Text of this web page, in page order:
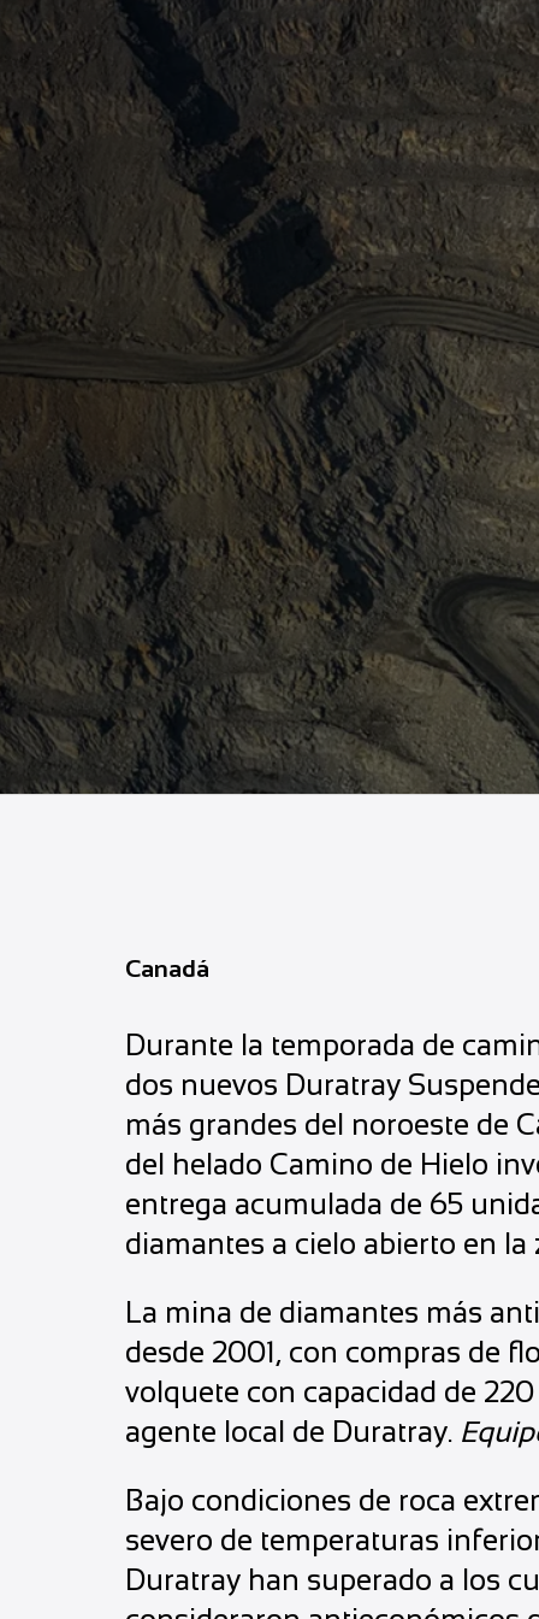
las minas de
Canadá
Durante la temporada de
dos nuevos Duratray
más grandes del noroeste de
del helado Camino de Hielo
entrega acumulada de 65
diamantes a cielo abierto en
La mina de diamantes más
desde 2001, con compras de
volquete con capacidad de
agente local de Duratray.
Bajo condiciones de roca
severo de temperaturas
Duratray han superado a los